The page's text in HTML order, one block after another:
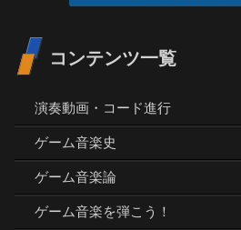
コンテンツ一覧
演奏動画・コード進行
ゲーム音楽史
ゲーム音楽論
ゲーム音楽を弾こう！